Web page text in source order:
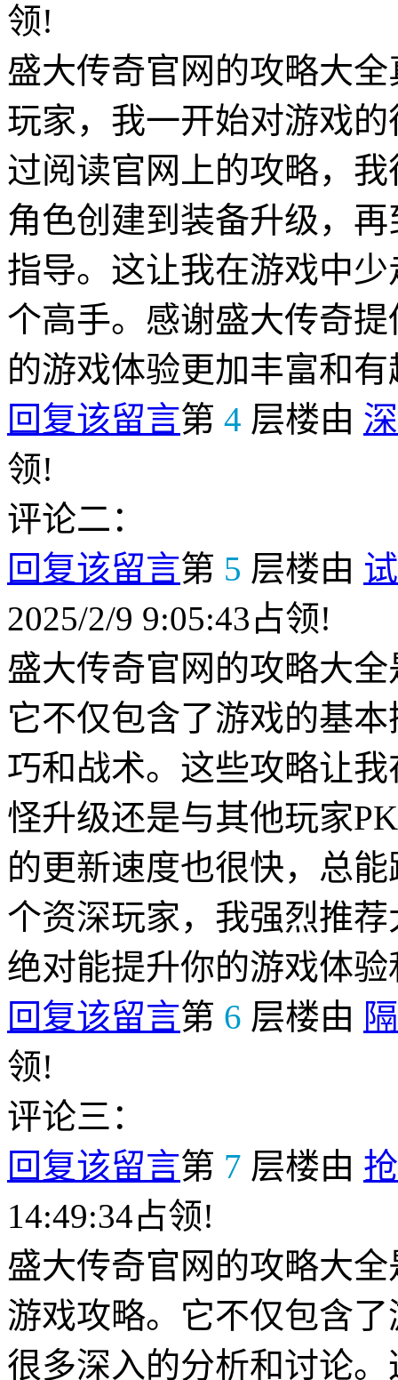
领!
盛大传奇官网的攻略大
玩家，我一开始对游戏
过阅读官网上的攻略，
角色创建到装备升级，
指导。这让我在游戏中
个高手。感谢盛大传奇
的游戏体验更加丰富和有
回复该留言第 4 层楼由
领!
评论二：
回复该留言第 5 层楼由
2025/2/9 9:05:43占领!
盛大传奇官网的攻略大
它不仅包含了游戏的基
巧和战术。这些攻略让
怪升级还是与其他玩家
的更新速度也很快，总
个资深玩家，我强烈推
绝对能提升你的游戏体
回复该留言第 6 层楼由
领!
评论三：
回复该留言第 7 层楼由
14:49:34占领!
盛大传奇官网的攻略大
游戏攻略。它不仅包含
很多深入的分析和讨论